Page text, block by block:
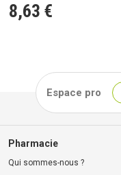
8,63 €
Espace pro
Pharmacie
Qui sommes-nous ?